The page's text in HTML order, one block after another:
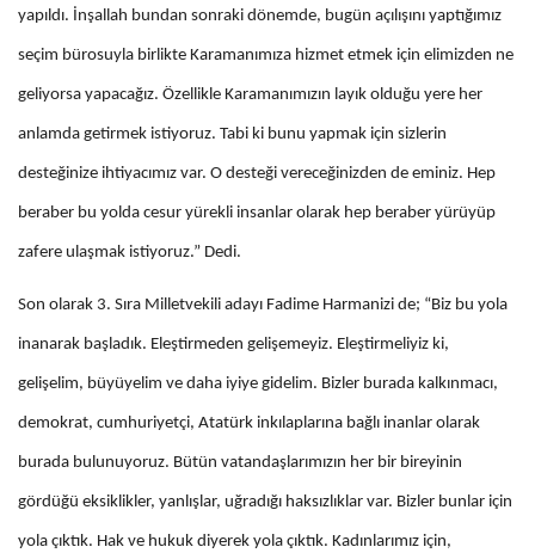
yapıldı. İnşallah bundan sonraki dönemde, bugün açılışını yaptığımız
seçim bürosuyla birlikte Karamanımıza hizmet etmek için elimizden ne
geliyorsa yapacağız. Özellikle Karamanımızın layık olduğu yere her
anlamda getirmek istiyoruz. Tabi ki bunu yapmak için sizlerin
desteğinize ihtiyacımız var. O desteği vereceğinizden de eminiz. Hep
beraber bu yolda cesur yürekli insanlar olarak hep beraber yürüyüp
zafere ulaşmak istiyoruz.” Dedi.
Son olarak 3. Sıra Milletvekili adayı Fadime Harmanizi de; “Biz bu yola
inanarak başladık. Eleştirmeden gelişemeyiz. Eleştirmeliyiz ki,
gelişelim, büyüyelim ve daha iyiye gidelim. Bizler burada kalkınmacı,
demokrat, cumhuriyetçi, Atatürk inkılaplarına bağlı inanlar olarak
burada bulunuyoruz. Bütün vatandaşlarımızın her bir bireyinin
gördüğü eksiklikler, yanlışlar, uğradığı haksızlıklar var. Bizler bunlar için
yola çıktık. Hak ve hukuk diyerek yola çıktık. Kadınlarımız için,